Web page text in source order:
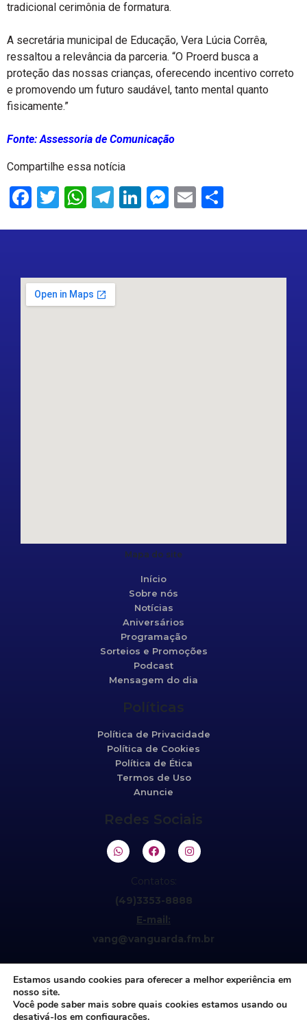
tradicional cerimônia de formatura.
A secretária municipal de Educação, Vera Lúcia Corrêa,
ressaltou a relevância da parceria. “O Proerd busca a
proteção das nossas crianças, oferecendo incentivo correto
e promovendo um futuro saudável, tanto mental quanto
fisicamente.”
Fonte: Assessoria de Comunicação
Compartilhe essa notícia
Facebook
Twitter
WhatsApp
Telegram
LinkedIn
Messenger
Email
Mapa do site
Início
Sobre nós
Notícias
Aniversários
Programação
Sorteios e Promoções
Podcast
Mensagem do dia
Políticas
Política de Privacidade
Política de Cookies
Política de Ética
Termos de Uso
Anuncie
Redes Sociais
Contatos:
(49)3353-8888
E-mail:
vang@vanguarda.fm.br
Estamos usando cookies para oferecer a melhor experiência em
nosso site.
Você pode saber mais sobre quais cookies estamos usando ou
desativá-los em configurações.